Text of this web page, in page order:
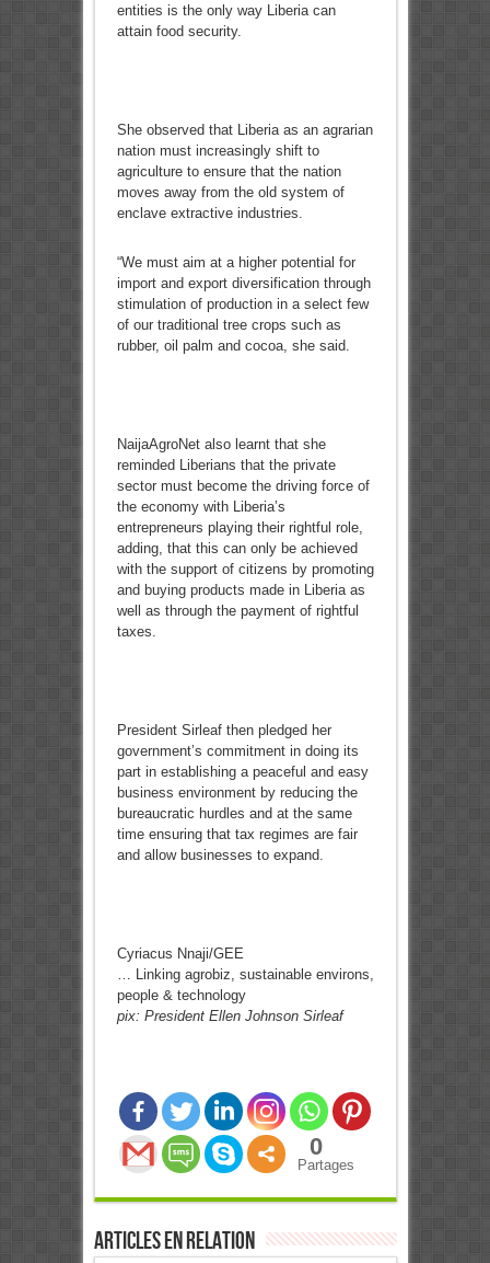
entities is the only way Liberia can
attain food security.
She observed that Liberia as an agrarian
nation must increasingly shift to
agriculture to ensure that the nation
moves away from the old system of
enclave extractive industries.
“We must aim at a higher potential for
import and export diversification through
stimulation of production in a select few
of our traditional tree crops such as
rubber, oil palm and cocoa, she said.
NaijaAgroNet also learnt that she
reminded Liberians that the private
sector must become the driving force of
the economy with Liberia’s
entrepreneurs playing their rightful role,
adding, that this can only be achieved
with the support of citizens by promoting
and buying products made in Liberia as
well as through the payment of rightful
taxes.
President Sirleaf then pledged her
government’s commitment in doing its
part in establishing a peaceful and easy
business environment by reducing the
bureaucratic hurdles and at the same
time ensuring that tax regimes are fair
and allow businesses to expand.
Cyriacus Nnaji/GEE
… Linking agrobiz, sustainable environs,
people & technology
pix: President Ellen Johnson Sirleaf
0
Partages
Articles en relation